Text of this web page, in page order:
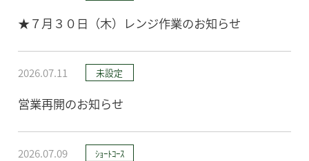
★７月３０日（木）レンジ作業のお知らせ
2026.07.11 未設定
営業再開のお知らせ
2026.07.09 ｼｮｰﾄｺｰｽ